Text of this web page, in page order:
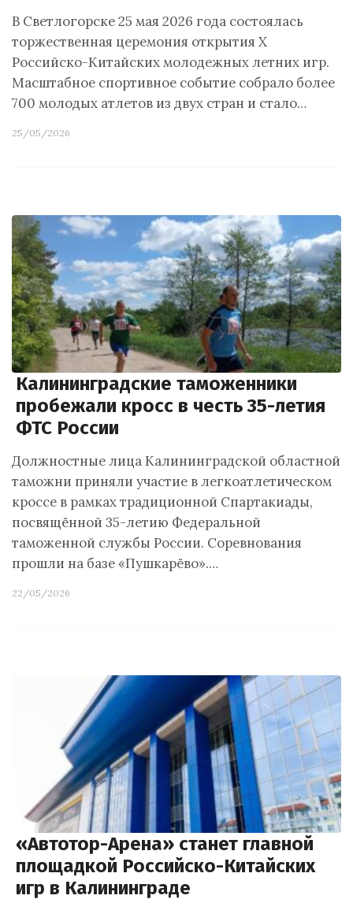
В Светлогорске 25 мая 2026 года состоялась
торжественная церемония открытия X
Российско-Китайских молодежных летних игр.
Масштабное спортивное событие собрало более
700 молодых атлетов из двух стран и стало…
25/05/2026
Калининградские таможенники
пробежали кросс в честь 35-летия
ФТС России
Должностные лица Калининградской областной
таможни приняли участие в легкоатлетическом
кроссе в рамках традиционной Спартакиады,
посвящённой 35-летию Федеральной
таможенной службы России. Соревнования
прошли на базе «Пушкарёво».…
22/05/2026
«Автотор-Арена» станет главной
площадкой Российско-Китайских
игр в Калининграде